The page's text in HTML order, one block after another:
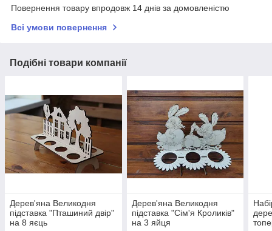
Повернення товару впродовж 14 днів за домовленістю
Всі умови повернення
Подібні товари компанії
Дерев'яна Великодня
підставка "Пташиний двір"
на 8 яєць
Дерев'яна Великодня
підставка "Сім'я Кроликів"
на 3 яйця